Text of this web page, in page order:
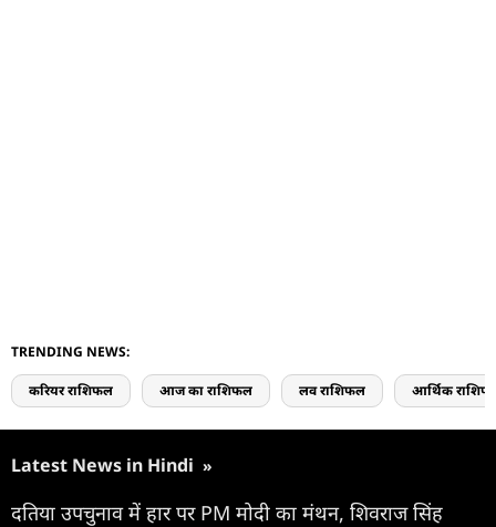
TRENDING NEWS:
करियर राशिफल आज का राशिफल लव राशिफल आर्थिक
Latest News in Hindi »
दतिया उपचुनाव में हार पर PM मोदी का मंथन, शिवराज सिंह